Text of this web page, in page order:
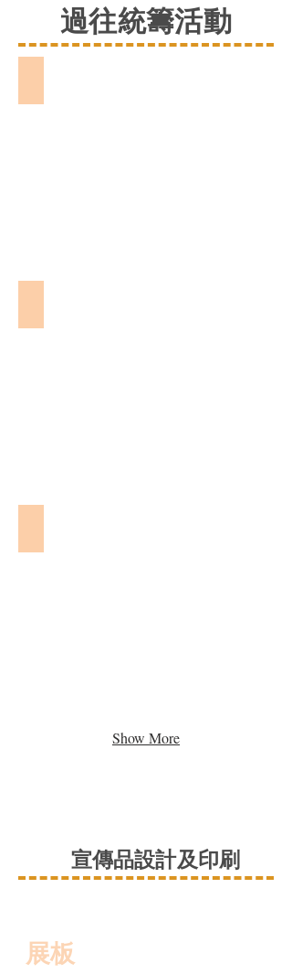
過往統籌活動
Show More
宣傳品設計及印刷
​展板